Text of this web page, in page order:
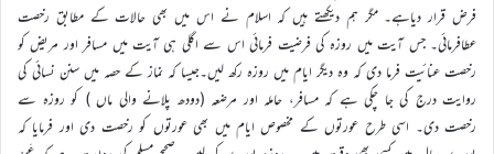
فرض قرار دیاہے۔ مگر ہم دیکھتے ہیں کہ اسلام نے اس میں بھی حالات کے مطابق رخصت
عطافرمائی۔ جس آیت میں روزہ کی فرضیت فرمائی اس سے اگلی ہی آیت میں مسافر اور مریض کو
رخصت عنائیت فرما دی کہ وہ دیگر ایام میں روزہ رکھ لیں۔جیسا کہ نماز کے حصہ میں سنن نسائی کی
روایت درج کی جا چکی ہے کہ مسافر، حاملہ اور مرضعہ (دودھ پلانے والی ماں ) کو روزہ سے
رخصت دی۔ اسی طرح عورتوں کے مخصوص ایام میں بھی عورتوں کو رخصت دی اور فرمایا کہ